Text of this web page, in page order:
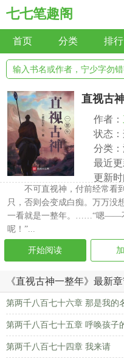
七七笔趣阁
首页 分类 排行
直视古
作者：
状态
分类
最近更
更新时
不可直视神，付前经常看
只，否则会变成白痴。万万没
一看就是一整年。……“嗯——
呢！”...
开始阅读
《直视古神一整年》最新
第两千八百七十六章 那是我的
第两千八百七十五章 呼唤孩子
第两千八百七十四章 我来请